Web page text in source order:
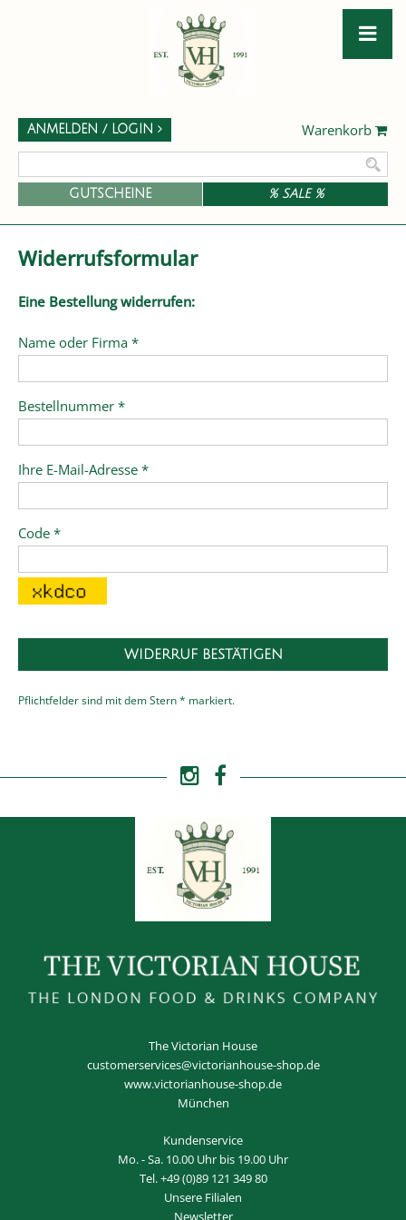
Warenkorb
ANMELDEN / LOGIN
GUTSCHEINE % SALE %
Widerrufsformular
Eine Bestellung widerrufen:
Name oder Firma *
Bestellnummer *
Ihre E-Mail-Adresse *
Code *
Pflichtfelder sind mit dem Stern * markiert.
The Victorian House
customerservices@victorianhouse-shop.de
www.victorianhouse-shop.de
München
Kundenservice
Mo. - Sa. 10.00 Uhr bis 19.00 Uhr
Tel.+49 (0)89 121 349 80
Unsere Filialen
Newsletter